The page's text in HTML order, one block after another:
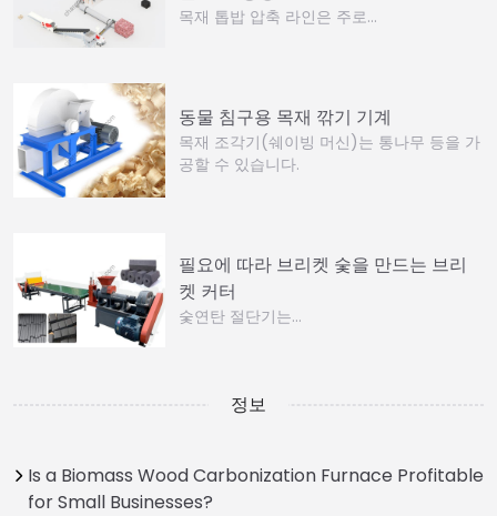
목재 톱밥 압축 라인은 주로…
동물 침구용 목재 깎기 기계
목재 조각기(쉐이빙 머신)는 통나무 등을 가
공할 수 있습니다.
필요에 따라 브리켓 숯을 만드는 브리
켓 커터
숯연탄 절단기는…
정보
Is a Biomass Wood Carbonization Furnace Profitable
for Small Businesses?